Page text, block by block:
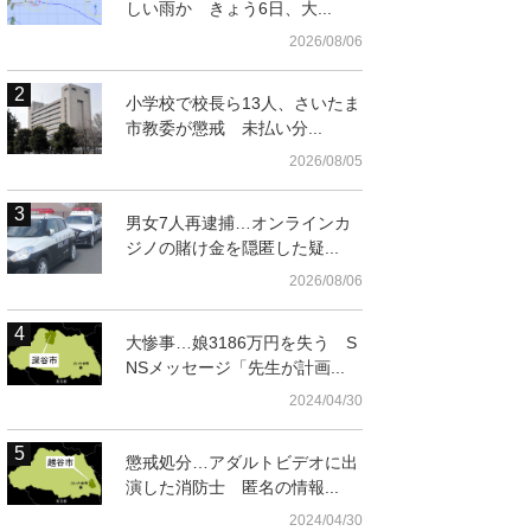
しい雨か きょう6日、大...
2026/08/06
小学校で校長ら13人、さいたま
市教委が懲戒 未払い分...
2026/08/05
男女7人再逮捕…オンラインカ
ジノの賭け金を隠匿した疑...
2026/08/06
大惨事…娘3186万円を失う S
NSメッセージ「先生が計画...
2024/04/30
懲戒処分…アダルトビデオに出
演した消防士 匿名の情報...
2024/04/30